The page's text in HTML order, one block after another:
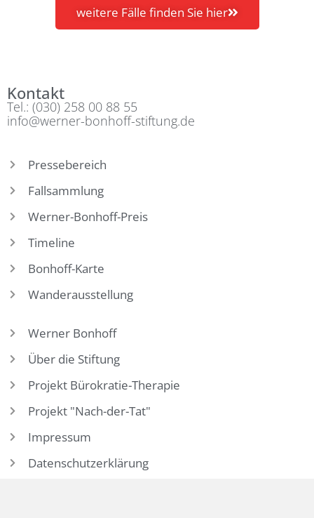
weitere Fälle finden Sie hier
Kontakt
Tel.: (030) 258 00 88 55
info@werner-bonhoff-stiftung.de
Pressebereich
Fallsammlung
Werner-Bonhoff-Preis
Timeline
Bonhoff-Karte
Wanderausstellung
Werner Bonhoff
Über die Stiftung
Projekt Bürokratie-Therapie
Projekt "Nach-der-Tat"
Impressum
Datenschutzerklärung